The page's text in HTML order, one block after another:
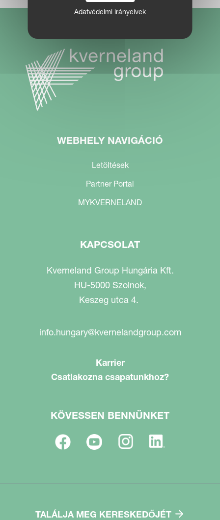
WEBHELY NAVIGÁCIÓ
Letöltések
Partner Portal
MYKVERNELAND
KAPCSOLAT
Kverneland Group Hungária Kft.
HU-5000 Szolnok,
Keszeg utca 4.
info.hungary@kvernelandgroup.com
Karrier
Csatlakozna csapatunkhoz?
KÖVESSEN BENNÜNKET
TALÁLJA MEG KERESKEDŐJÉT
Adatvédelmi irányelvek